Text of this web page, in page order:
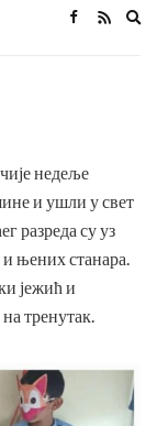
недеље
и ушли у свет
разреда су уз
њених станара.
јежић и
тренутак.